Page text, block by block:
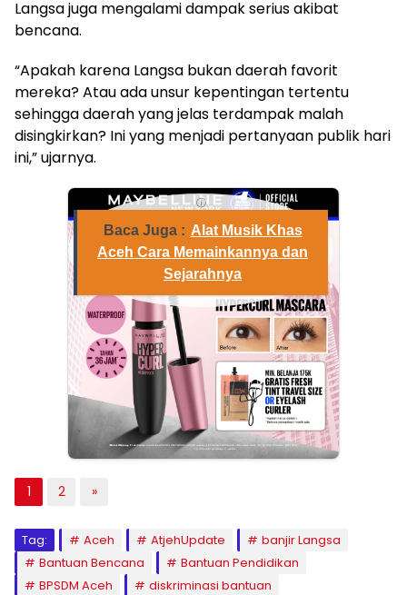
Langsa juga mengalami dampak serius akibat
bencana.
“Apakah karena Langsa bukan daerah favorit
mereka? Atau ada unsur kepentingan tertentu
sehingga daerah yang jelas terdampak malah
disingkirkan? Ini yang menjadi pertanyaan publik hari
ini,” ujarnya.
ⓘ
Baca Juga : Alat Musik Khas
Aceh Cara Memainkannya dan
Sejarahnya
1 2 »
Tag: Aceh AtjehUpdate
banjir Langsa
Bantuan Bencana
Bantuan Pendidikan
BPSDM Aceh
diskriminasi bantuan